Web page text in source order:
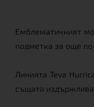
Емблематичният
подметка за още
Линията Teva
същата